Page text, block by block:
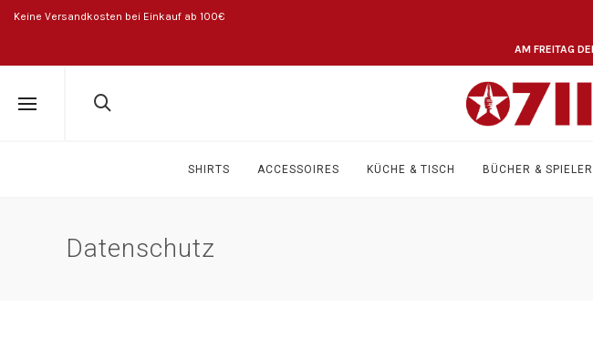
Keine Versandkosten bei Einkauf ab 100€
AM FREITAG
SHIRTS ACCESSOIRES KÜCHE & TISCH BÜCHER &
Datenschutz